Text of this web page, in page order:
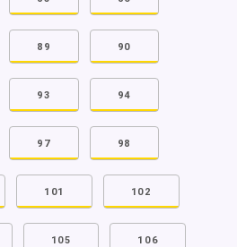
89 90
93 94
97 98
101 102
105 106